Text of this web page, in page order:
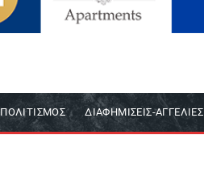
ΠΟΛΙΤΙΣΜΌΣ ΔΙΑΦΗΜΊΣΕΙΣ-ΑΓΓΕΛΊΕΣ